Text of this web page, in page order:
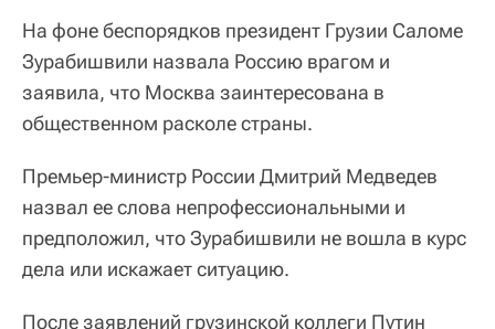
На фоне беспорядков президент Грузии Саломе
Зурабишвили назвала Россию врагом и
заявила, что Москва заинтересована в
общественном расколе страны.
Премьер-министр России Дмитрий Медведев
назвал ее слова непрофессиональными и
предположил, что Зурабишвили не вошла в курс
дела или искажает ситуацию.
После заявлений грузинской коллеги Путин